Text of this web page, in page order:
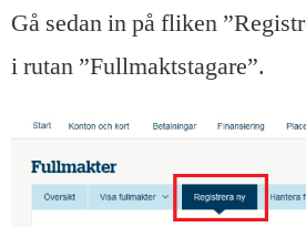
Gå sedan in på fliken
i rutan ”Fullmaktstagare”.